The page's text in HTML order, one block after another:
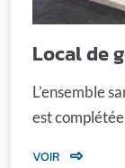
Local de
L’ensemble
est
VOIR